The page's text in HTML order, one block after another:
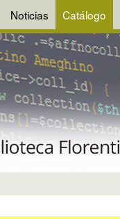
Noticias Catálogo